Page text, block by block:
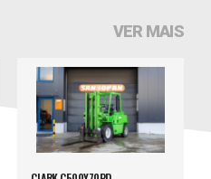
VER MAIS